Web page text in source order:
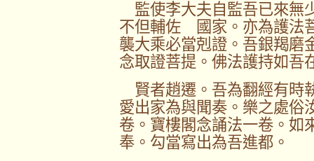
監使李大夫自監吾已來無
不但輔佐 國家。亦為護法
襲大乘必當剋證。吾銀羯磨
念取證菩提。佛法護持如吾
賢者趙遷。吾為翻經有時
愛出家為與聞奏。樂之處俗
卷。寶樓閣念誦法一卷。如
奉。勾當寫出為吾進都。